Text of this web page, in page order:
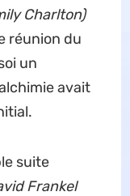
Charlton)
réunion du
un
avait
suite
Frankel